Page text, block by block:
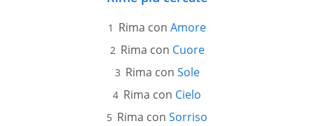
Rima con Amore
Rima con Cuore
Rima con Sole
Rima con Cielo
Rima con Sorriso